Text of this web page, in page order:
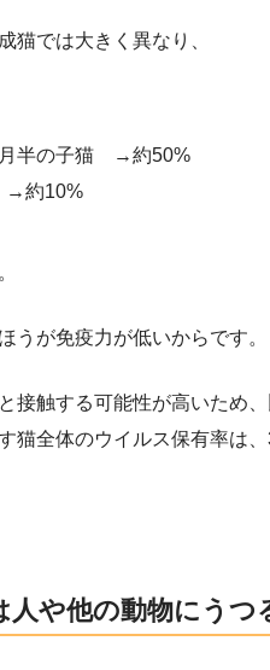
猫では大きく異なり、
月半の子猫 →約50%
→約10%
うが免疫力が低いからです。
接触する可能性が高いため
猫全体のウイルス保有率は
人や他の動物にうつ